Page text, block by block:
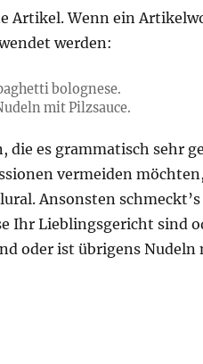
Artikel. Wenn ein
werden:
bolognese.
mit Pilzsauce.
die es grammatisch sehr
vermeiden
Ansonsten
Ihr Lieblingsgericht sind
oder ist übrigens Nudeln